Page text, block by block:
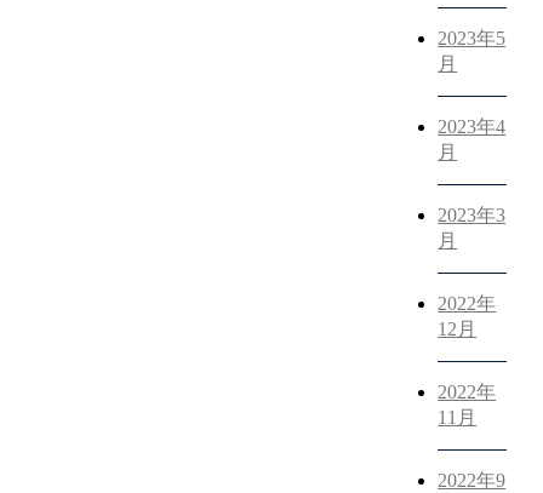
2023年5
月
2023年4
月
2023年3
月
2022年
12月
2022年
11月
2022年9